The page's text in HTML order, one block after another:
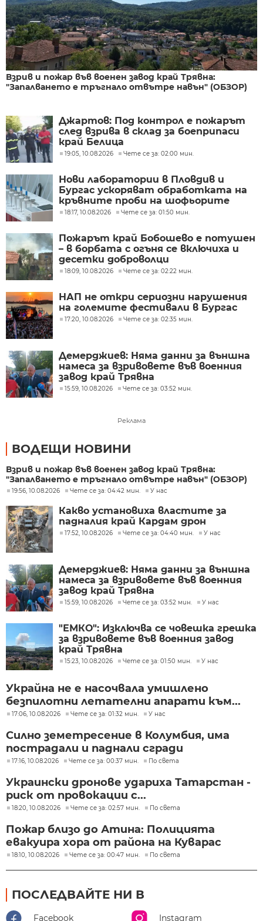
Взрив и пожар във военен завод край Трявна:
"Запалването е тръгнало отвътре навън" (ОБЗОР)
Джартов: Под контрол е пожарът
след взрива в склад за боеприпаси
край Белица
19:05, 10.08.2026 Чете се за: 02:00 мин.
Нови лаборатории в Пловдив и
Бургас ускоряват обработката на
кръвните проби на шофьорите
18:17, 10.08.2026 Чете се за: 01:50 мин.
Пожарът край Бобошево е потушен
– в борбата с огъня се включиха и
десетки доброволци
18:09, 10.08.2026 Чете се за: 02:22 мин.
НАП не откри сериозни нарушения
на големите фестивали в Бургас
17:20, 10.08.2026 Чете се за: 02:35 мин.
Демерджиев: Няма данни за външна
намеса за взривовете във военния
завод край Трявна
15:59, 10.08.2026 Чете се за: 03:52 мин.
Реклама
ВОДЕЩИ НОВИНИ
Взрив и пожар във военен завод край Трявна:
"Запалването е тръгнало отвътре навън" (ОБЗОР)
19:56, 10.08.2026 Чете се за: 04:42 мин. У нас
Какво установиха властите за
падналия край Кардам дрон
17:52, 10.08.2026 Чете се за: 04:40 мин. У нас
Демерджиев: Няма данни за външна
намеса за взривовете във военния
завод край Трявна
15:59, 10.08.2026 Чете се за: 03:52 мин. У нас
"ЕМКО": Изключва се човешка грешка
за взривовете във военния завод
край Трявна
15:23, 10.08.2026 Чете се за: 01:50 мин. У нас
Украйна не е насочвала умишлено
безпилотни летателни апарати към...
17:06, 10.08.2026 Чете се за: 01:32 мин. У нас
Силно земетресение в Колумбия, има
пострадали и паднали сгради
17:16, 10.08.2026 Чете се за: 00:37 мин. По света
Украински дронове удариха Татарстан -
риск от провокации с...
18:20, 10.08.2026 Чете се за: 02:57 мин. По света
Пожар близо до Атина: Полицията
евакуира хора от района на Куварас
18:10, 10.08.2026 Чете се за: 00:47 мин. По света
ПОСЛЕДВАЙТЕ НИ В
Facebook Instagram